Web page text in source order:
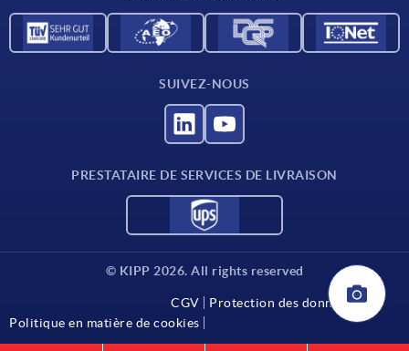
SUIVEZ-NOUS
PRESTATAIRE DE SERVICES DE LIVRAISON
© KIPP 2026. All rights reserved
CGV
Protection des données
Politique en matière de cookies